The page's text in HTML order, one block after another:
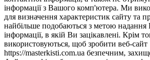
інформації з Вашого комп'ютера. Ми
для визначення характеристик сайту та
найбільше подобаються з метою надання
інформації, в якій Ви зацікавлені. Крім
використовуються, щоб зробити веб-сайт
https://masterkisti.com.ua безпечним,